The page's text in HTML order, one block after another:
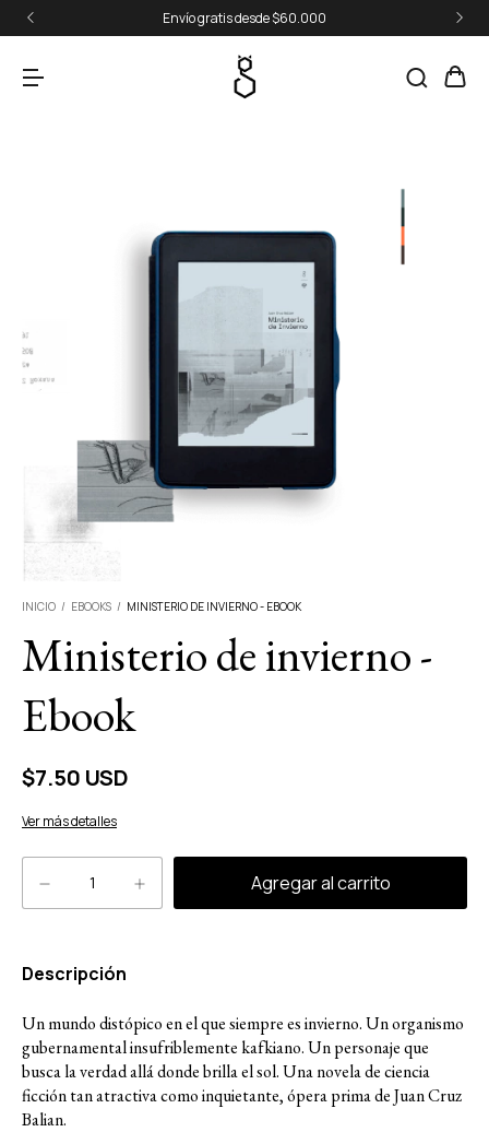
Envío gratis desde $60.000
INICIO / EBOOKS / MINISTERIO DE INVIERNO - EBOOK
Ministerio de invierno -
Ebook
$7.50 USD
Ver más detalles
Descripción
Un mundo distópico en el que siempre es invierno. Un organismo
gubernamental insufriblemente kafkiano. Un personaje que
busca la verdad allá donde brilla el sol. Una novela de ciencia
ficción tan atractiva como inquietante, ópera prima de Juan Cruz
Balian.